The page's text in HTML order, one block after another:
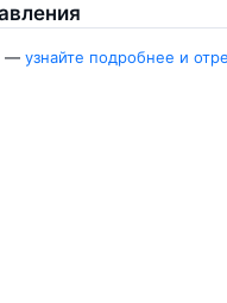
— Сочи
— узнайте подробнее и